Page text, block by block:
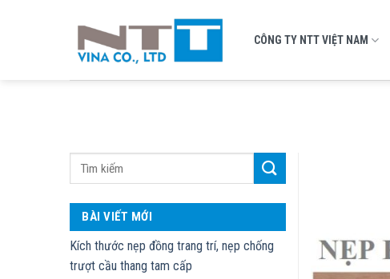
CÔNG TY NTT VIỆT NAM
BÀI VIẾT MỚI
Kích thước nẹp đồng trang trí, nẹp chống
trượt cầu thang tam cấp